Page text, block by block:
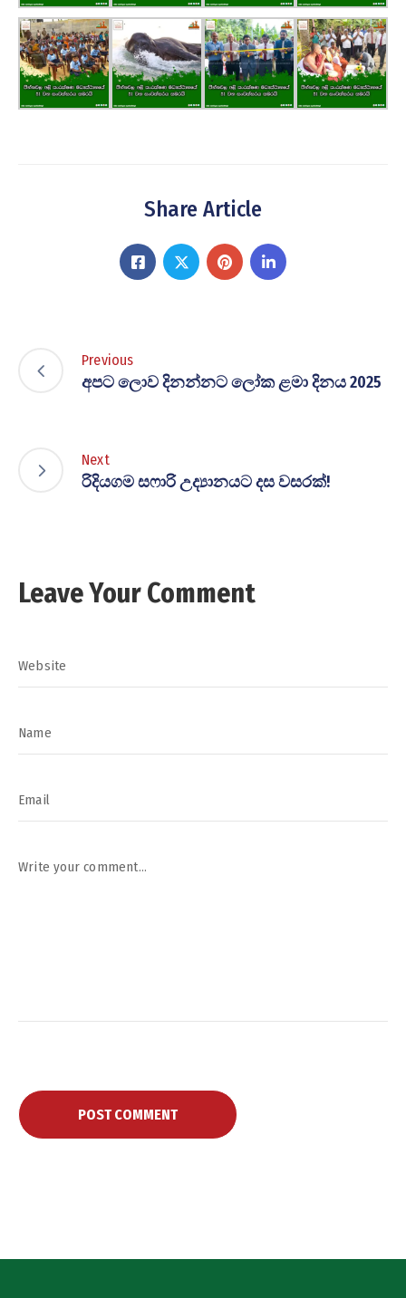
Share Article
Previous
අපට ලොව දිනන්නට ලෝක ළමා දිනය 2025
Next
රිදියගම සෆාරි උද්‍යානයට දස වසරක්!
Leave Your Comment